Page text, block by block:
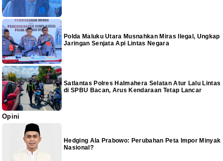
Polda Maluku Utara Musnahkan Miras Ilegal, Ungkap
Jaringan Senjata Api Lintas Negara
Satlantas Polres Halmahera Selatan Atur Lalu Lintas
di SPBU Bacan, Arus Kendaraan Tetap Lancar
Opini
Hedging Ala Prabowo: Perubahan Peta Impor Minyak
Nasional?